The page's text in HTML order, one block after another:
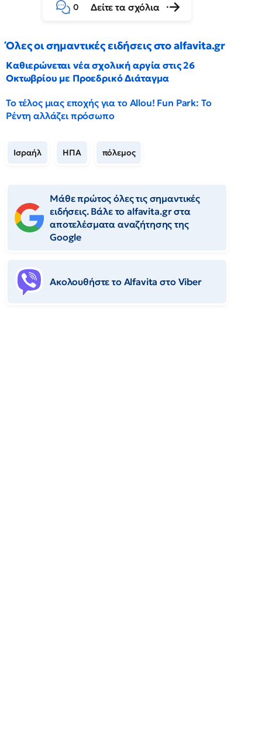
0 Δείτε τα σχόλια
Όλες οι σημαντικές ειδήσεις στο alfavita.gr
Καθιερώνεται νέα σχολική αργία στις 26
Οκτωβρίου με Προεδρικό Διάταγμα
Το τέλος μιας εποχής για το Allou! Fun Park: Το
Ρέντη αλλάζει πρόσωπο
Ισραήλ ΗΠΑ πόλεμος
Μάθε πρώτος όλες τις σημαντικές
ειδήσεις. Βάλε το alfavita.gr στα
αποτελέσματα αναζήτησης της
Google
Ακολουθήστε το Αlfavita στο Viber